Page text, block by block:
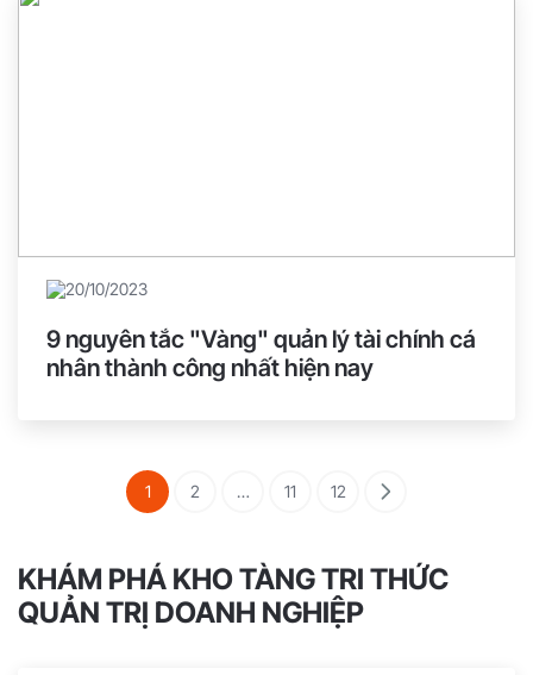
9 nguyên tắc "Vàng" quản lý tài chính cá
nhân thành công nhất hiện nay
20/10/2023
1 2 … 11 12
KHÁM PHÁ KHO TÀNG TRI THỨC
QUẢN TRỊ DOANH NGHIỆP